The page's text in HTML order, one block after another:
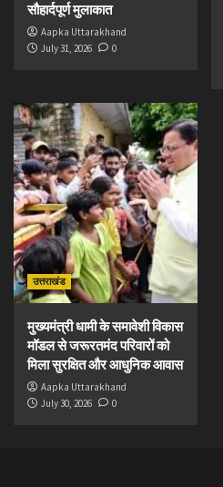
सौहार्दपूर्ण मुलाकात
Aapka Uttarakhand
July 31, 2026
0
उत्तराखंड
मुख्यमंत्री धामी के समावेशी विकास
मॉडल से जरूरतमंद परिवारों को
मिला सुरक्षित और आधुनिक आवास
Aapka Uttarakhand
July 30, 2026
0